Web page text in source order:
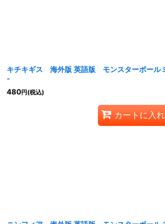
キチキギス 海外版 英語版 モンスターボー
-
480円(税込)
カートに入